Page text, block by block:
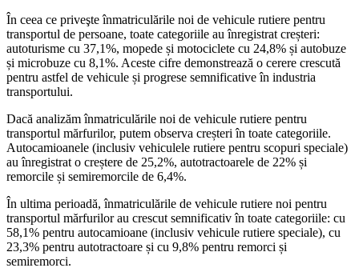
În ceea ce priveşte înmatriculările noi de vehicule rutiere pentru
transportul de persoane, toate categoriile au înregistrat creșteri:
autoturisme cu 37,1%, mopede și motociclete cu 24,8% și autobuze
și microbuze cu 8,1%. Aceste cifre demonstrează o cerere crescută
pentru astfel de vehicule și progrese semnificative în industria
transportului.
Dacă analizăm înmatriculările noi de vehicule rutiere pentru
transportul mărfurilor, putem observa creșteri în toate categoriile.
Autocamioanele (inclusiv vehiculele rutiere pentru scopuri speciale)
au înregistrat o creștere de 25,2%, autotractoarele de 22% și
remorcile și semiremorcile de 6,4%.
În ultima perioadă, înmatriculările de vehicule rutiere noi pentru
transportul mărfurilor au crescut semnificativ în toate categoriile: cu
58,1% pentru autocamioane (inclusiv vehicule rutiere speciale), cu
23,3% pentru autotractoare și cu 9,8% pentru remorci și
semiremorci.